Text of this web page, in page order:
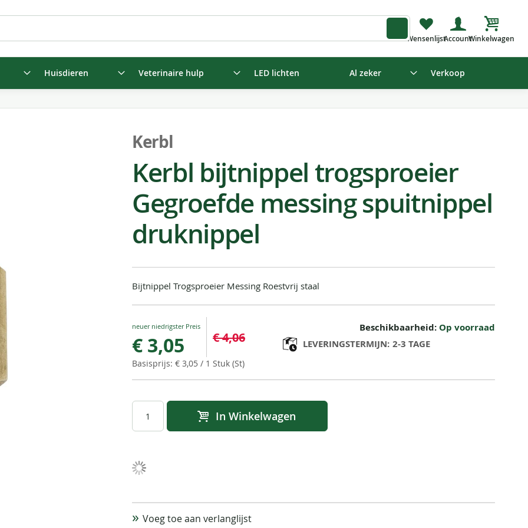
Huisdieren Veterinaire hulp LED lichten Al zeker Verkoop
Kerbl
Kerbl bijtnippel trogsproeier
Gegroefde messing spuitnippel
druknippel
Bijtnippel Trogsproeier Messing Roestvrij staal
Special
Price
€ 3,05 € 4,06
€ 3,05 / 1 Stuk (St)
Beschikbaarheid: Op voorraad
LEVERINGSTERMIJN: 2-3 TAGE
In Winkelwagen
Voeg toe aan verlanglijst